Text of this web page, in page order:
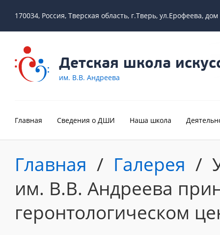
170034, Россия, Тверская область, г.Тверь, ул.Ерофеева,
Детская школа
им. В.В. Андреева
Главная Сведения о ДШИ Наша школа
Главная / Галерея /
им. В.В. Андреева
геронтологическом